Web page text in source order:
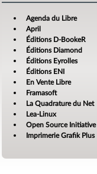
Agenda du Libre
April
Éditions D-BookeR
Éditions Diamond
Éditions Eyrolles
Éditions ENI
En Vente Libre
Framasoft
La Quadrature du Net
Lea-Linux
Open Source Initiative
Imprimerie Grafik Plus